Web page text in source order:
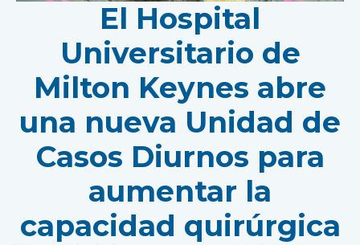
El Hospital
Universitario de
Milton Keynes abre
una nueva Unidad de
Casos Diurnos para
aumentar la
capacidad quirúrgica